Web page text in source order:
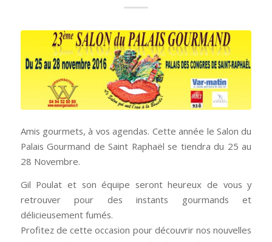
Amis gourmets, à vos agendas. Cette année le Salon du
Palais Gourmand de Saint Raphaël se tiendra du 25 au
28 Novembre.
Gil Poulat et son équipe seront heureux de vous y
retrouver pour des instants gourmands et
délicieusement fumés.
Profitez de cette occasion pour découvrir nos nouvelles